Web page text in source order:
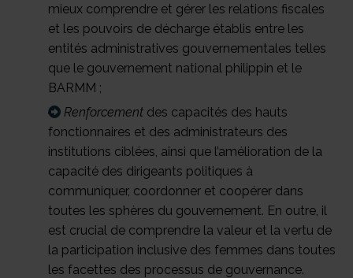
mieux comprendre et gérer les relations fiscales
et les pouvoirs de décharge établis entre les
entités administratives gouvernementales telles
que le gouvernement national philippin et le
BARMM ;
Renforcement des capacités des hauts
fonctionnaires et des administrateurs des
institutions ciblées, ainsi que l’amélioration de la
capacité des dirigeants politiques à
communiquer, coordonner et coopérer dans
toutes les sphères du gouvernement. En outre, il
est crucial de comprendre la valeur et la vertu de
la participation inclusive des femmes dans toutes
les facettes des processus de gouvernance.